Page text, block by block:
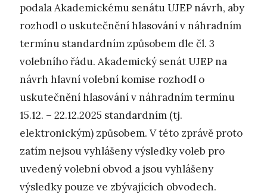
podala Akademickému senátu UJEP návrh, aby
rozhodl o uskutečnění hlasování v náhradním
termínu standardním způsobem dle čl. 3
volebního řádu. Akademický senát UJEP na
návrh hlavní volební komise rozhodl o
uskutečnění hlasování v náhradním termínu
15.12. – 22.12.2025 standardním (tj.
elektronickým) způsobem. V této zprávě proto
zatím nejsou vyhlášeny výsledky voleb pro
uvedený volební obvod a jsou vyhlášeny
výsledky pouze ve zbývajících obvodech.